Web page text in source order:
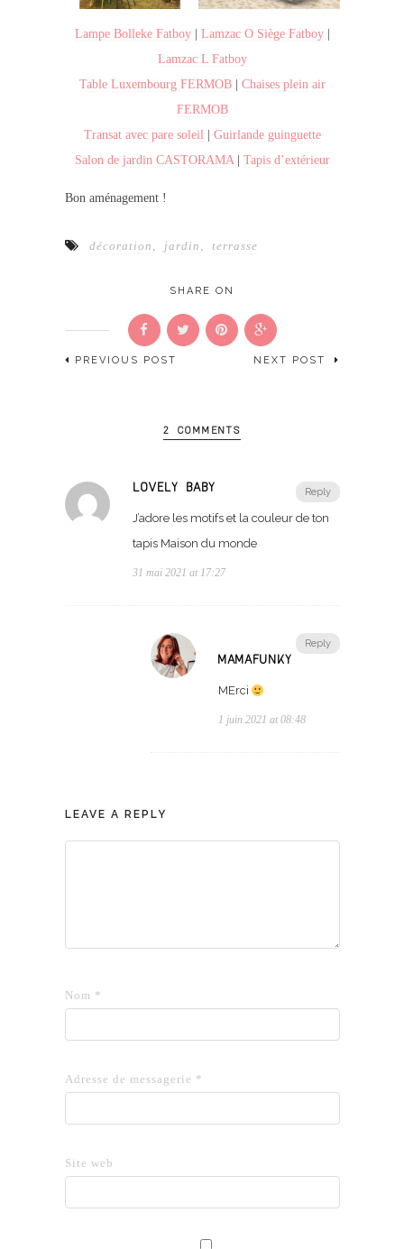
Lampe Bolleke Fatboy| Lamzac O Siège Fatboy|
Lamzac L Fatboy
Table Luxembourg FERMOB| Chaises plein air
FERMOB
Transat avec pare soleil| Guirlande guinguette
Salon de jardin CASTORAMA| Tapis d’extérieur
Bon aménagement !
décoration , jardin , terrasse
SHARE ON
PREVIOUS POST NEXT POST
2 COMMENTS
Reply
LOVELY BABY
J’adore les motifs et la couleur de ton
tapis Maison du monde
31 mai 2021 at 17:27
Reply
MAMAFUNKY
MErci
1 juin 2021 at 08:48
LEAVE A REPLY
Nom *
Adresse de messagerie *
Site web